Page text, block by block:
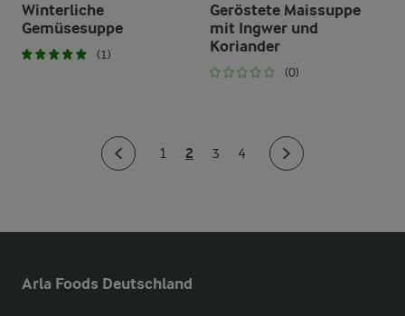
Winterliche
Gemüsesuppe
(1)
Geröstete Maissuppe
mit Ingwer und
Koriander
(0)
1 2 3 4
Arla Foods Deutschland